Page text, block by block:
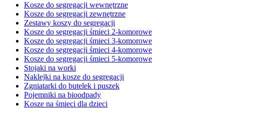
Kosze do segregacji wewnętrzne
Kosze do segregacji zewnętrzne
Zestawy koszy do segregacji
Kosze do segregacji śmieci 2-komorowe
Kosze do segregacji śmieci 3-komorowe
Kosze do segregacji śmieci 4-komorowe
Kosze do segregacji śmieci 5-komorowe
Stojaki na worki
Naklejki na kosze do segregacji
Zgniatarki do butelek i puszek
Pojemniki na bioodpady
Kosze na śmieci dla dzieci